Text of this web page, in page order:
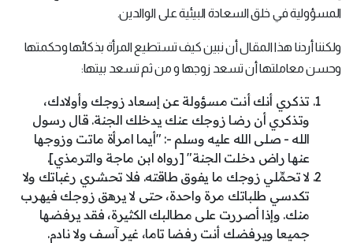
المسؤولية في خلق السعادة البيئية على الوالدين.
ولكننا أردنا هذا المقال أن نبين كيف تستطيع المرأة بذكائها وحكمتها
وحسن معاملتها أن تسعد زوجها و من ثم تسعد بيتها:
تذكري أنك أنت مسؤولة عن إسعاد زوجك وأولادك،
وتذكري أن رضا زوجك عنك يدخلك الجنة. قال رسول
الله - صلى الله عليه وسلم -: "أيما امرأة ماتت وزوجها
عنها راض دخلت الجنة" [رواه ابن ماجة والترمذي].
لا تحمِّلي زوجك ما يفوق طاقته. فلا تحشري رغباتك ولا
تكدسي طلباتك مرة واحدة، حتى لا يرهق زوجك فيهرب
منك. وإذا أصررت على مطالبك الكثيرة، فقد يرفضها
جميعا ويرفضك أنت رفضا تاما، غير آسف ولا نادم.